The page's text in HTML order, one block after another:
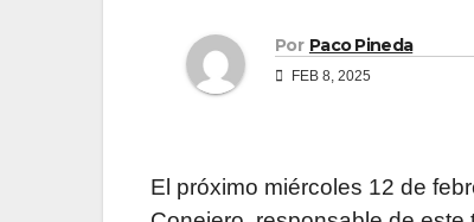
Por Paco Pineda
FEB 8, 2025
El próximo miércoles 12 de